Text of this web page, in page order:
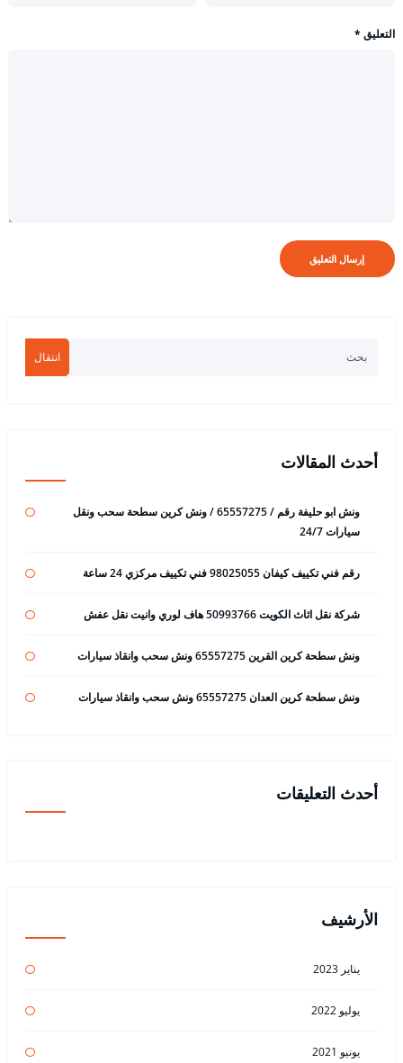
التعليق *
انتقال
أحدث المقالات
ونش ابو حليفة رقم / 65557275 / ونش كرين سطحة سحب ونقل
سيارات 24/7
رقم فني تكييف كيفان 98025055 فني تكييف مركزي 24 ساعة
شركة نقل اثاث الكويت 50993766 هاف لوري وانيت نقل عفش
ونش سطحة كرين القرين 65557275 ونش سحب وانقاذ سيارات
ونش سطحة كرين العدان 65557275 ونش سحب وانقاذ سيارات
أحدث التعليقات
الأرشيف
يناير 2023
يوليو 2022
يونيو 2021